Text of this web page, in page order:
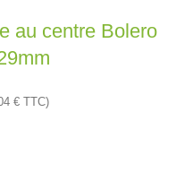
au centre Bolero
€ TTC)